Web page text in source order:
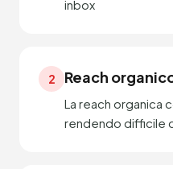
inbox
2 Reach
La reach organica
rendendo difficile